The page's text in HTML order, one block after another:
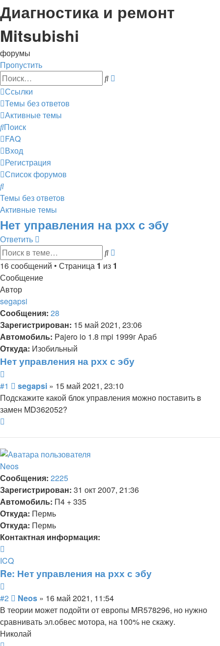
Диагностика и ремонт
Mitsubishi
форумы
Пропустить
Поиск
Ссылки
Темы без ответов
Активные темы
Поиск
FAQ
Вход
Регистрация
Список форумов
Поиск
Темы без ответов
Активные темы
Нет управления на рхх с эбу
Ответить
Поиск
поиск
16 сообщений • Страница 1 из 1
Сообщение
Автор
segapsi
Сообщения: 28
Зарегистрирован: 15 май 2021, 23:06
Автомобиль: Pajero io 1.8 mpi 1999г Араб
Откуда: Изобильный
Нет управления на рхх с эбу
#1
Сообщение
segapsi » 15 май 2021, 23:10
Подскажите какой блок управления можно поставить в
замен MD362052?
Neos
Сообщения: 2225
Зарегистрирован: 31 окт 2007, 21:36
Автомобиль: П4 + 335
Откуда: Пермь
Откуда: Пермь
Контактная информация:
информация
пользователя
ICQ
Re: Нет управления на рхх с эбу
#2
Сообщение
Neos » 16 май 2021, 11:54
В теории может подойти от европы MR578296, но нужно
сравнивать эл.обвес мотора, на 100% не скажу.
Николай